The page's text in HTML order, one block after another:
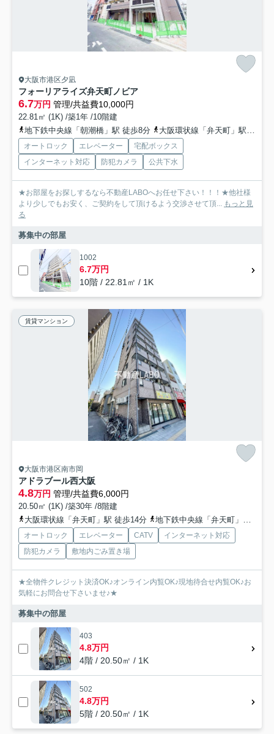
大阪市港区夕凪
フォーリアライズ弁天町ノビア
6.7万円 管理/共益費10,000円
22.81㎡ (1K) /築1年 /10階建
地下鉄中央線「朝潮橋」駅 徒歩8分
大阪環状線「弁天町」駅 徒歩17分
オートロック エレベーター
宅配ボックス
インターネット対応
防犯カメラ 公共下水
★お部屋をお探しするなら不動産LABOへお任せ下さい！！！★他社様
より少しでもお安く、ご契約をして頂けるよう交渉させて頂... もっと見
る
募集中の部屋
1002
6.7万円
10階 / 22.81㎡ / 1K
賃貸マンション
大阪市港区南市岡
アドラブール西大阪
4.8万円 管理/共益費6,000円
20.50㎡ (1K) /築30年 /8階建
大阪環状線「弁天町」駅 徒歩14分
地下鉄中央線「弁天町」駅 徒歩13分
オートロック エレベーター CATV
インターネット対応
防犯カメラ
敷地内ごみ置き場
★全物件クレジット決済OK♪オンライン内覧OK♪現地待合せ内覧OK♪お
気軽にお問合せ下さいませ♪★
募集中の部屋
403
4.8万円
4階 / 20.50㎡ / 1K
502
4.8万円
5階 / 20.50㎡ / 1K